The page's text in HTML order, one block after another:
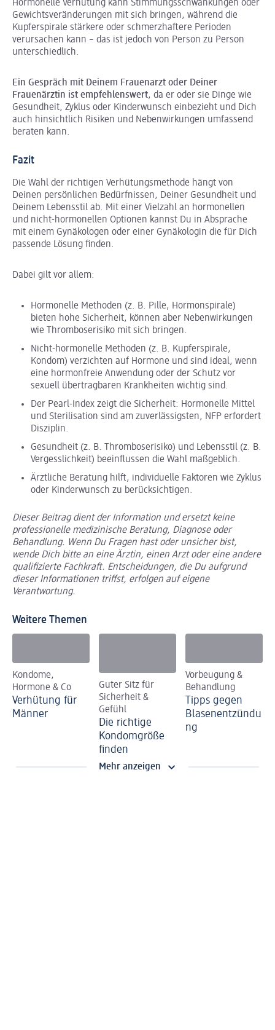
Hormonelle Verhütung kann Stimmungsschwankungen oder
Gewichtsveränderungen mit sich bringen, während die
Kupferspirale stärkere oder schmerzhaftere Perioden
verursachen kann – das ist jedoch von Person zu Person
unterschiedlich.
Ein Gespräch mit Deinem Frauenarzt oder Deiner
Frauenärztin ist empfehlenswert, da er oder sie Dinge wie
Gesundheit, Zyklus oder Kinderwunsch einbezieht und Dich
auch hinsichtlich Risiken und Nebenwirkungen umfassend
beraten kann.
Fazit
Die Wahl der richtigen Verhütungsmethode hängt von
Deinen persönlichen Bedürfnissen, Deiner Gesundheit und
Deinem Lebensstil ab. Mit einer Vielzahl an hormonellen
und nicht-hormonellen Optionen kannst Du in Absprache
mit einem Gynäkologen oder einer Gynäkologin die für Dich
passende Lösung finden.
Dabei gilt vor allem:
Hormonelle Methoden (z. B. Pille, Hormonspirale)
bieten hohe Sicherheit, können aber Nebenwirkungen
wie Thromboserisiko mit sich bringen.
Nicht-hormonelle Methoden (z. B. Kupferspirale,
Kondom) verzichten auf Hormone und sind ideal, wenn
eine hormonfreie Anwendung oder der Schutz vor
sexuell übertragbaren Krankheiten wichtig sind.
Der Pearl-Index zeigt die Sicherheit: Hormonelle Mittel
und Sterilisation sind am zuverlässigsten, NFP erfordert
Disziplin.
Gesundheit (z. B. Thromboserisiko) und Lebensstil (z. B.
Vergesslichkeit) beeinflussen die Wahl maßgeblich.
Ärztliche Beratung hilft, individuelle Faktoren wie Zyklus
oder Kinderwunsch zu berücksichtigen.
Dieser Beitrag dient der Information und ersetzt keine
professionelle medizinische Beratung, Diagnose oder
Behandlung. Wenn Du Fragen hast oder unsicher bist,
wende Dich bitte an eine Ärztin, einen Arzt oder eine andere
qualifizierte Fachkraft. Entscheidungen, die Du aufgrund
dieser Informationen triffst, erfolgen auf eigene
Verantwortung.
Weitere Themen
Kondome,
Hormone & Co
Verhütung für
Männer
Guter Sitz für
Sicherheit &
Gefühl
Die richtige
Kondomgröße
finden
Vorbeugung &
Behandlung
Tipps gegen
Blasenentzündu
ng
Mehr anzeigen